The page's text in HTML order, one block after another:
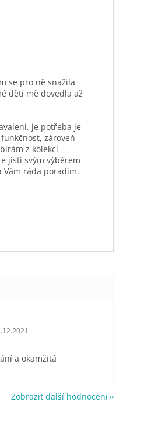
se pro ně snažila
děti mě dovedla až
je potřeba je
zároveň
z kolekcí
jisti svým výběrem
Vám ráda poradím.
obchodu je 5 z 5 hvězdiček.
a okamžitá
Zobrazit další hodnocení